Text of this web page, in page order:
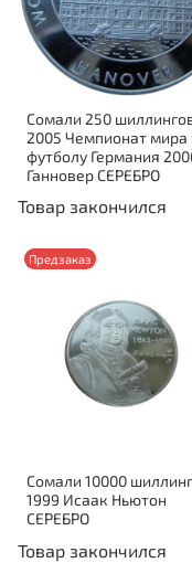
Сомали 250
2005 Чемпионат мира
футболу Германия
Ганновер СЕРЕБРО
Товар закончился
Предзаказ
Сомали 10000
1999 Исаак Ньютон
СЕРЕБРО
Товар закончился